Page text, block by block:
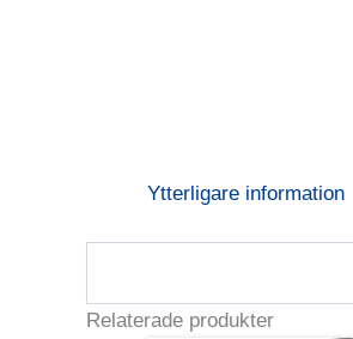
Ytterligare information
Relaterade produkter